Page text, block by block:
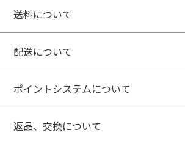
送料について
配送について
ポイントシステムについて
返品、交換について